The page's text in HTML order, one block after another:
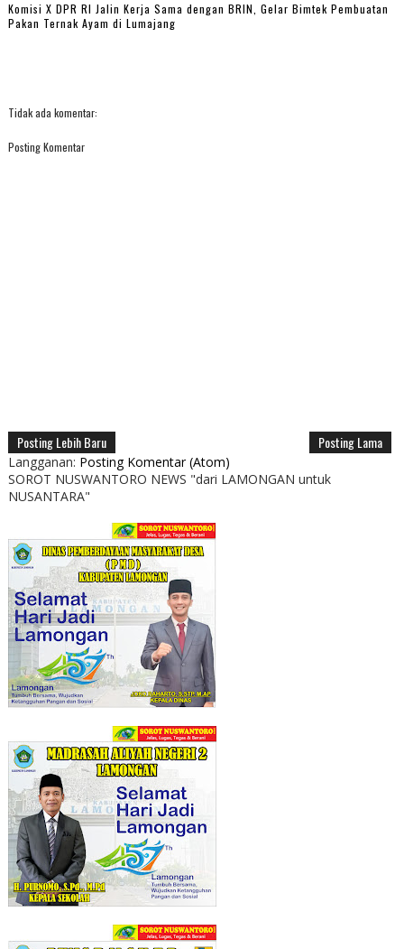
Komisi X DPR RI Jalin Kerja Sama dengan BRIN, Gelar Bimtek Pembuatan
Pakan Ternak Ayam di Lumajang
Tidak ada komentar:
Posting Komentar
Posting Lebih Baru Posting Lama
Langganan: Posting Komentar (Atom)
SOROT NUSWANTORO NEWS "dari LAMONGAN untuk
NUSANTARA"